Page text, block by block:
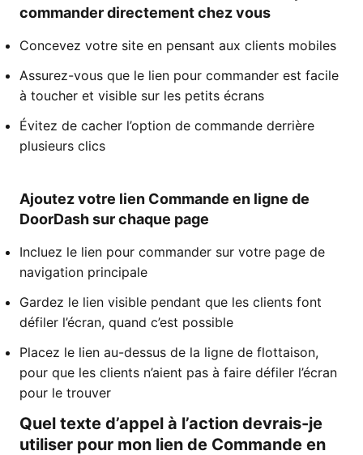
commander directement chez vous
Concevez votre site en pensant aux clients mobiles
Assurez-vous que le lien pour commander est facile
à toucher et visible sur les petits écrans
Évitez de cacher l’option de commande derrière
plusieurs clics
Ajoutez votre lien Commande en ligne de
DoorDash sur chaque page
Incluez le lien pour commander sur votre page de
navigation principale
Gardez le lien visible pendant que les clients font
défiler l’écran, quand c’est possible
Placez le lien au-dessus de la ligne de flottaison,
pour que les clients n’aient pas à faire défiler l’écran
pour le trouver
Quel texte d’appel à l’action devrais-je
utiliser pour mon lien de Commande en